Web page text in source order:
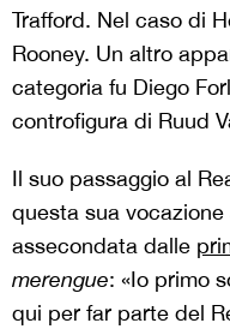
Trafford. Nel caso di
Rooney. Un altro
categoria fu Diego
controfigura di Ruud
Il suo passaggio al
questa sua vocazione
assecondata dalle
merengue: «Io primo
qui per far parte del